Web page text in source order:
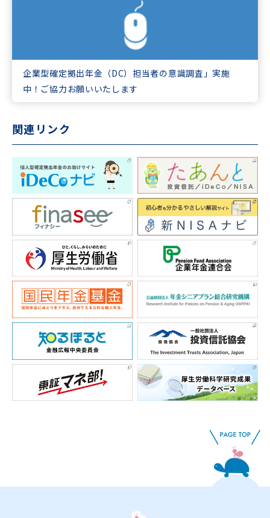
企業型確定拠出年金（DC）担当者の意識調査」実施
中！ご協力お願いいたします
関連リンク